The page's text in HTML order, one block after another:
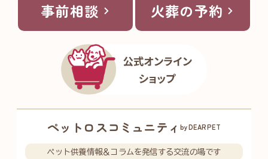
事前相談 火葬の予約
ペットロスコミュニティbyDEARPET
ペット供養情報＆コラムを発信する交流の場です